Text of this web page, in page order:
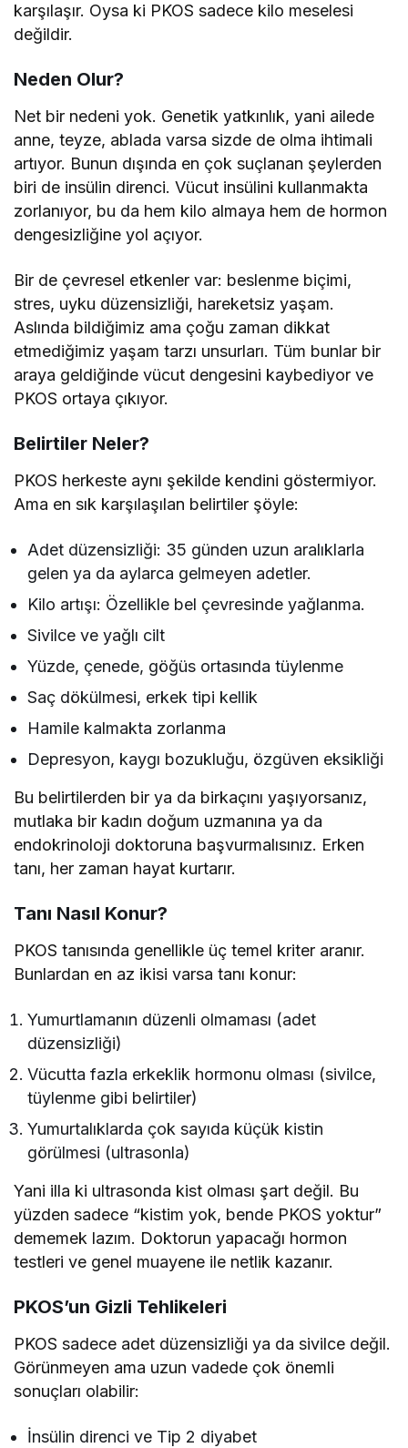
karşılaşır. Oysa ki PKOS sadece kilo meselesi
değildir.
Neden Olur?
Net bir nedeni yok. Genetik yatkınlık, yani ailede
anne, teyze, ablada varsa sizde de olma ihtimali
artıyor. Bunun dışında en çok suçlanan şeylerden
biri de insülin direnci. Vücut insülini kullanmakta
zorlanıyor, bu da hem kilo almaya hem de hormon
dengesizliğine yol açıyor.
Bir de çevresel etkenler var: beslenme biçimi,
stres, uyku düzensizliği, hareketsiz yaşam.
Aslında bildiğimiz ama çoğu zaman dikkat
etmediğimiz yaşam tarzı unsurları. Tüm bunlar bir
araya geldiğinde vücut dengesini kaybediyor ve
PKOS ortaya çıkıyor.
Belirtiler Neler?
PKOS herkeste aynı şekilde kendini göstermiyor.
Ama en sık karşılaşılan belirtiler şöyle:
Adet düzensizliği: 35 günden uzun aralıklarla
gelen ya da aylarca gelmeyen adetler.
Kilo artışı: Özellikle bel çevresinde yağlanma.
Sivilce ve yağlı cilt
Yüzde, çenede, göğüs ortasında tüylenme
Saç dökülmesi, erkek tipi kellik
Hamile kalmakta zorlanma
Depresyon, kaygı bozukluğu, özgüven eksikliği
Bu belirtilerden bir ya da birkaçını yaşıyorsanız,
mutlaka bir kadın doğum uzmanına ya da
endokrinoloji doktoruna başvurmalısınız. Erken
tanı, her zaman hayat kurtarır.
Tanı Nasıl Konur?
PKOS tanısında genellikle üç temel kriter aranır.
Bunlardan en az ikisi varsa tanı konur:
Yumurtlamanın düzenli olmaması (adet
düzensizliği)
Vücutta fazla erkeklik hormonu olması (sivilce,
tüylenme gibi belirtiler)
Yumurtalıklarda çok sayıda küçük kistin
görülmesi (ultrasonla)
Yani illa ki ultrasonda kist olması şart değil. Bu
yüzden sadece “kistim yok, bende PKOS yoktur”
dememek lazım. Doktorun yapacağı hormon
testleri ve genel muayene ile netlik kazanır.
PKOS’un Gizli Tehlikeleri
PKOS sadece adet düzensizliği ya da sivilce değil.
Görünmeyen ama uzun vadede çok önemli
sonuçları olabilir:
İnsülin direnci ve Tip 2 diyabet